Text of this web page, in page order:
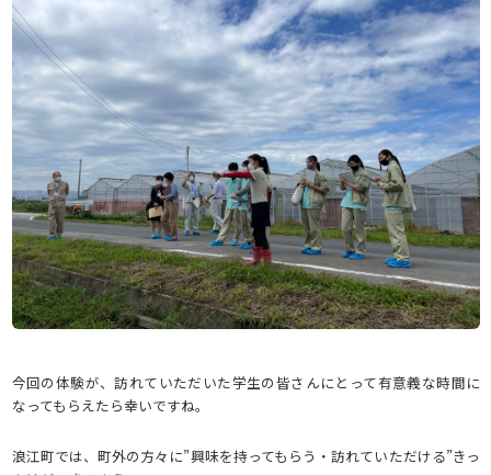
今回の体験が、訪れていただいた学生の皆さんにとって有意義な時間に
なってもらえたら幸いですね。
浪江町では、町外の方々に”興味を持ってもらう・訪れていただける”きっ